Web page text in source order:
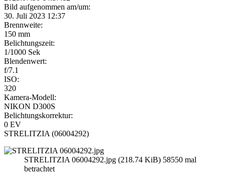
Bild aufgenommen am/um:
30. Juli 2023 12:37
Brennweite:
150 mm
Belichtungszeit:
1/1000 Sek
Blendenwert:
f/7.1
ISO:
320
Kamera-Modell:
NIKON D300S
Belichtungskorrektur:
0 EV
STRELITZIA (06004292)
STRELITZIA 06004292.jpg (218.74 KiB) 58550 mal
betrachtet